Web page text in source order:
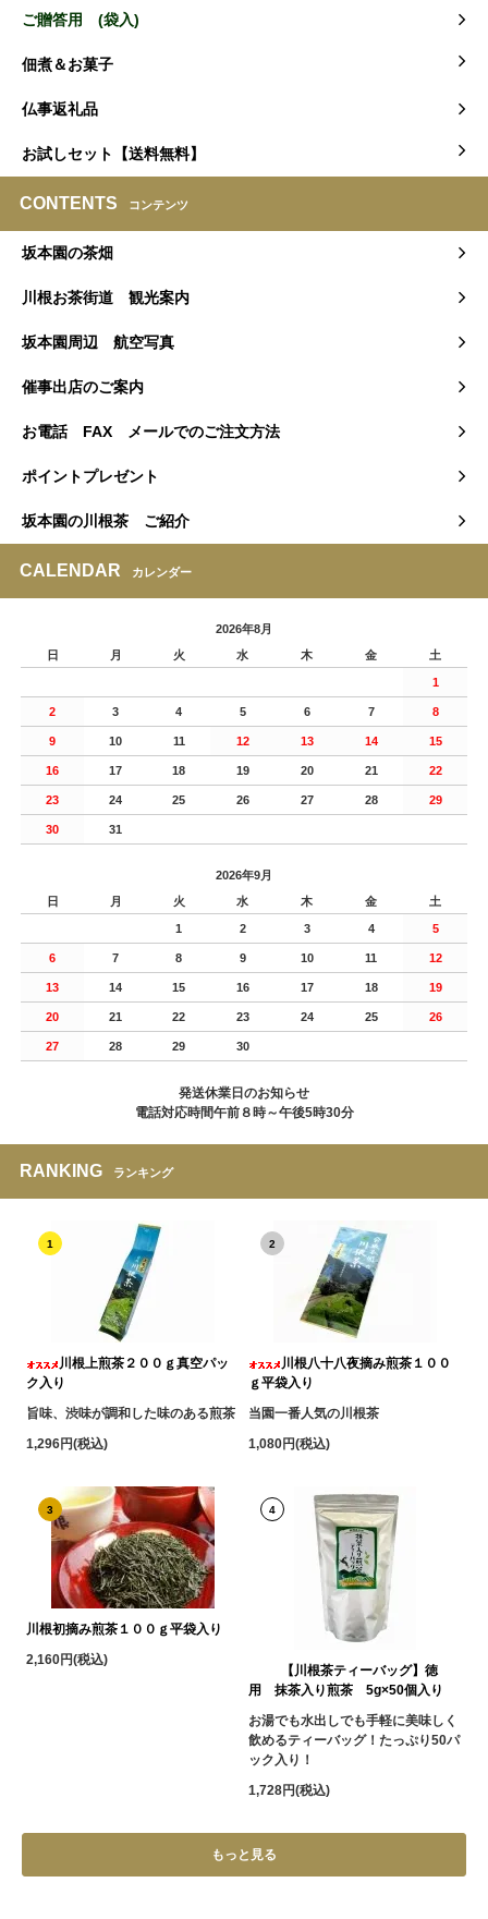
ご贈答用 (袋入)
佃煮＆お菓子
仏事返礼品
お試しセット【送料無料】
CONTENTS コンテンツ
坂本園の茶畑
川根お茶街道 観光案内
坂本園周辺 航空写真
催事出店のご案内
お電話 FAX メールでのご注文方法
ポイントプレゼント
坂本園の川根茶 ご紹介
CALENDAR カレンダー
2026年8月
日
月 火 水 木 金 土
1
2 3 4 5 6 7 8
9 10 11 12 13 14 15
16 17 18 19 20 21 22
23 24 25 26 27 28 29
30 31
2026年9月
日
月 火 水 木 金 土
1 2 3 4 5
6 7 8 9 10 11 12
13 14 15 16 17 18 19
20 21 22 23 24 25 26
27 28 29 30
発送休業日のお知らせ
電話対応時間午前８時～午後5時30分
RANKING ランキング
1
川根上煎茶２００ｇ真空パッ
ク入り
旨味、渋味が調和した味のある煎茶
1,296円(税込)
2
川根八十八夜摘み煎茶１００
ｇ平袋入り
当園一番人気の川根茶
1,080円(税込)
3
川根初摘み煎茶１００ｇ平袋入り
2,160円(税込)
4
【川根茶ティーバッグ】徳
用 抹茶入り煎茶 5g×50個入り
お湯でも水出しでも手軽に美味しく
飲めるティーバッグ！たっぷり50パ
ック入り！
1,728円(税込)
もっと見る